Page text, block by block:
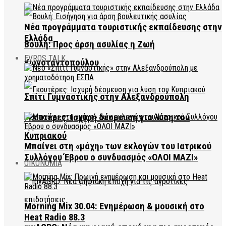
Βουλή: Προς άρση ασυλίας η Ζωή
Κωνσταντοπούλου
Γκουτέρες: Ισχυρή δέσμευση για λύση του
Κυπριακού
ΟΙΚΟΝΟΜΙΑ
Νέα προγράμματα τουριστικής εκπαίδευσης στην
Ελλάδα
EVROS TALK
Σπίτι Γυμναστικής στην Αλεξανδρούπολη
Μπαίνει στη «μάχη» των εκλογών του Ιατρικού
Συλλόγου Έβρου ο συνδυασμός «ΟΛΟΙ ΜΑΖΙ»
Morning Mix 30.04: Ενημέρωση & μουσική στο
Heat Radio 88.3